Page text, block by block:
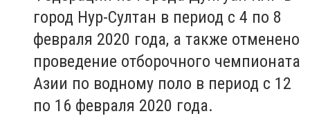
город Нур-Султан в период с 4 по 8
февраля 2020 года, а также отменено
проведение отборочного чемпионата
Азии по водному поло в период с 12
по 16 февраля 2020 года.